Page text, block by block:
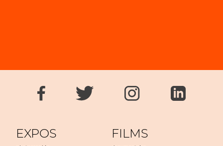
EXPOS FILMS